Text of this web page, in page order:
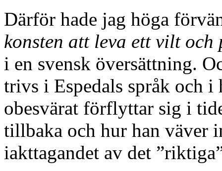
Därför hade jag höga
konsten att leva ett vilt och
i en svensk översättning.
trivs i Espedals språk och i
obesvärat förflyttar sig i
tillbaka och hur han väver
iakttagandet av det